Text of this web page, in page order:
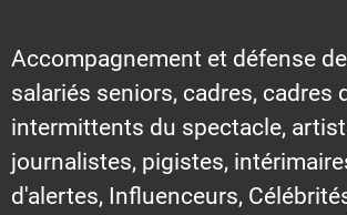
Accompagnement et défense
salariés seniors, cadres, cadres
intermittents du spectacle,
journalistes, pigistes,
d'alertes, Influenceurs,